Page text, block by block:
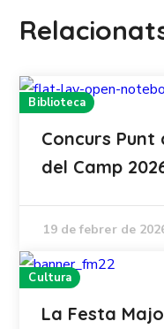
Biblioteca
Concurs
del Camp
19 de febrer de
Cultura
La Festa